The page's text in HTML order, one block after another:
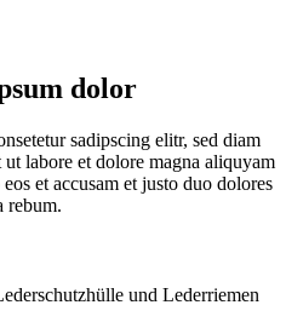
dolor
sadipscing elitr, sed diam
labore et dolore magna aliquyam
et accusam et justo duo dolores
rebum.